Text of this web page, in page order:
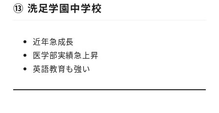
⑬ 洗足学園中学校
近年急成長
医学部実績急上昇
英語教育も強い